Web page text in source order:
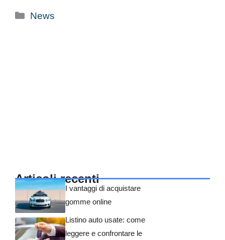
Categorie
News
Articoli recenti
I vantaggi di acquistare
gomme online
Listino auto usate: come
leggere e confrontare le